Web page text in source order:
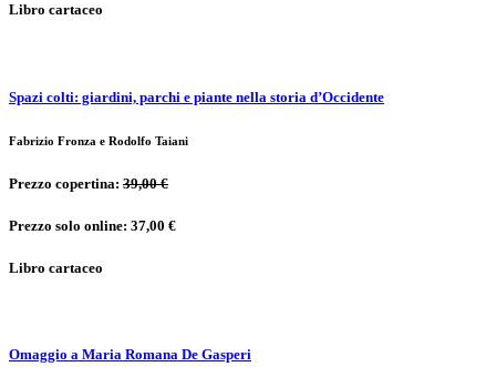
Libro cartaceo
Spazi colti: giardini, parchi e piante nella storia d’Occidente
Fabrizio Fronza e Rodolfo Taiani
Prezzo copertina: 39,00 €
Prezzo solo online: 37,00 €
Libro cartaceo
Omaggio a Maria Romana De Gasperi